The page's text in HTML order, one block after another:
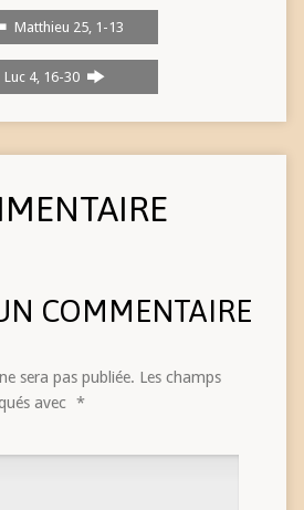
Matthieu 25, 1-13
Luc 4, 16-30
COMMENTAIRE
sera pas publiée. Les champs
avec *